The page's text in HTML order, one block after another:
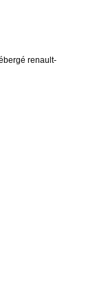
renault-